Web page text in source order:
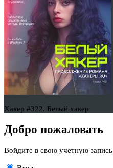
Хакер #322. Белый хакер
Добро пожаловать
Войдите в свою учетную запись